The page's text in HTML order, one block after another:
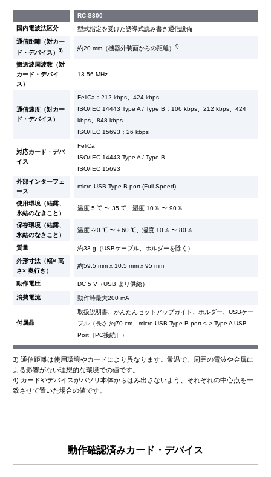
RC-S300
国内電波法区分
型式指定を受けた誘導式読み書き通信設備
通信距離（対カー
ド・デバイス） 3) 約20 mm（機器外装面からの距離） 4)
搬送波周波数（対
カード・デバイ
ス）
13.56 MHz
通信速度（対カー
ド・デバイス）
FeliCa：212 kbps、424 kbps
ISO/IEC 14443 Type A / Type B：106 kbps、212 kbps、424
kbps、848 kbps
ISO/IEC 15693：26 kbps
対応カード・デバ
イス
FeliCa
ISO/IEC 14443 Type A / Type B
ISO/IEC 15693
外部インターフェ
ース
micro-USB Type B port (Full Speed)
使用環境（結露、
氷結のなきこと）
温度 5 ℃ 〜 35 ℃、湿度 10％ 〜 90％
保存環境（結露、
氷結のなきこと）
温度 -20 ℃ 〜＋60 ℃、湿度 10％ 〜 80％
質量
約33 g（USBケーブル、ホルダーを除く）
外形寸法（幅× 高
さ× 奥行き）
約59.5 mm x 10.5 mm x 95 mm
動作電圧
DC 5 V（USB より供給）
消費電流
動作時最大200 mA
付属品
取扱説明書、かんたんセットアップガイド、ホルダー、USBケー
ブル（長さ 約70 cm、micro-USB Type B port <-> Type A USB
Port［PC接続］）
3) 通信距離は使用環境やカードにより異なります。常温で、周囲の電波や金属に
よる影響がない理想的な環境での値です。
4) カードやデバイスがパソリ本体からはみ出さないよう、それぞれの中心点を一
致させて置いた場合の値です。
動作確認済みカード・デバイス